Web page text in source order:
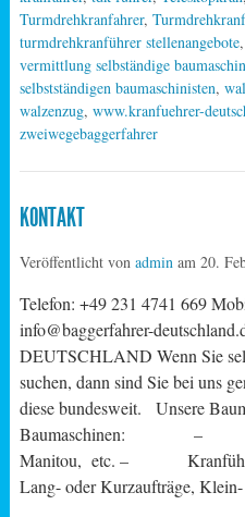
Turmdrehkranfahrer,
turmdrehkranführer stellenangebote,
vermittlung selbständige
selbstständigen baumaschinisten,
walzenzug, www.kranfuehrer-
zweiwegebaggerfahrer
KONTAKT
Veröffentlicht von adminam 20.
Telefon: +49 231 4741 669
info@baggerfahrer-
DEUTSCHLAND Wenn Sie
suchen, dann sind Sie bei uns
diese bundesweit. Unsere
Baumaschinen: –
Manitou, etc. – Kranführer
Lang- oder Kurzaufträge,